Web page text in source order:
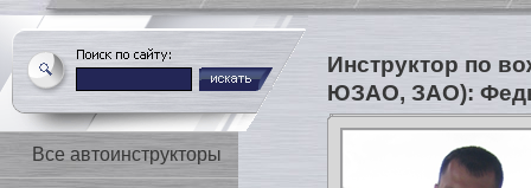
Все автоинструкторы
Инструктор по
ЮЗАО, ЗАО):